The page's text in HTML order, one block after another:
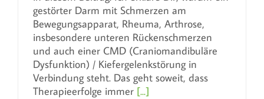
gestörter Darm mit Schmerzen am
Bewegungsapparat, Rheuma, Arthrose,
insbesondere unteren Rückenschmerzen
und auch einer CMD (Craniomandibuläre
Dysfunktion) / Kiefergelenkstörung in
Verbindung steht. Das geht soweit, dass
Therapieerfolge immer [...]